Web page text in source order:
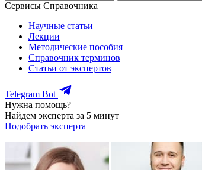
Сервисы Справочника
Научные статьи
Лекции
Методические пособия
Справочник терминов
Статьи от экспертов
Telegram Bot
Нужна помощь?
Найдем эксперта за 5 минут
Подобрать эксперта